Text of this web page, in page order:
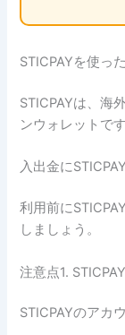
STICPAYを使っ
STICPAYは、海
ンウォレットです
入出金に
利用前に
しましょう。
注意点1.
STICPAYのアカ